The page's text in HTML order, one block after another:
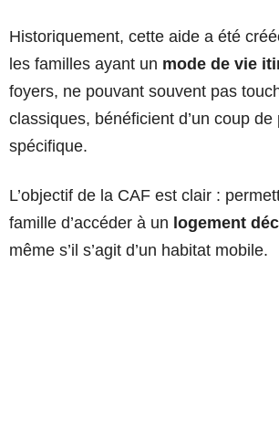
Historiquement, cette aide a été
les familles ayant un mode de vie
foyers, ne pouvant souvent pas
classiques, bénéficient d’un coup de
spécifique.
L’objectif de la CAF est clair :
famille d’accéder à un logement
même s’il s’agit d’un habitat mobile.